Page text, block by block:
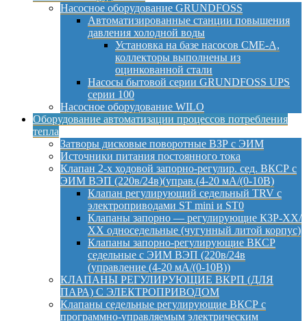
Насосное оборудование GRUNDFOSS
Автоматизированные станции повышения
давления холодной воды
Установка на базе насосов CME-A,
коллекторы выполнены из
оцинкованной стали
Насосы бытовой серии GRUNDFOSS UPS
серии 100
Насосное оборудование WILO
Оборудование автоматизации процессов потребления
тепла
Затворы дисковые поворотные ВЗР с ЭИМ
Источники питания постоянного тока
Клапан 2-х ходовой запорно-регулир. сед. ВКСР с
ЭИМ ВЭП (220в/24в)(управ.(4-20 мА/(0-10В)
Клапан регулирующий седельный TRV с
электроприводами ST mini и ST0
Клапаны запорно — регулирующие КЗР-ХХ/
ХХ односедельные (чугунный литой корпус)
Клапаны запорно-регулирующие ВКСР
седельные с ЭИМ ВЭП (220в/24в
(управление (4-20 мА/(0-10В))
КЛАПАНЫ РЕГУЛИРУЮЩИЕ ВКРП (ДЛЯ
ПАРА) С ЭЛЕКТРОПРИВОДОМ
Клапаны седельные регулирующие ВКСР с
программно-управляемым электрическим